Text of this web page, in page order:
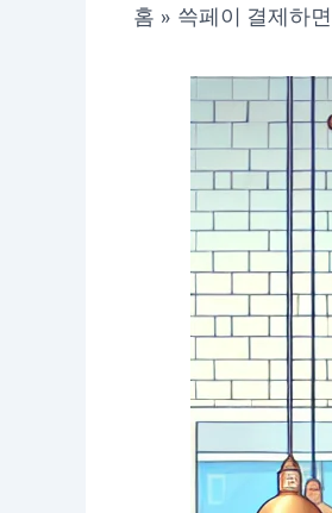
홈 쓱페이 결제하